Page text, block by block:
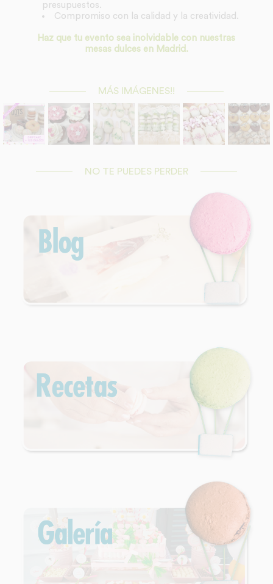
presupuestos.
Compromiso con la calidad y la creatividad.
Haz que tu evento sea inolvidable con nuestras
mesas dulces en Madrid.
MÁS IMÁGENES!!
NO TE PUEDES PERDER